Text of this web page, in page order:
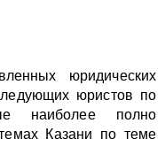
юридических
юристов по
наиболее полно
Казани по теме